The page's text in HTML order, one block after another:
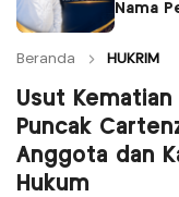
Nama
Beranda HUKRIM
Usut Kematian
Puncak
Anggota dan
Hukum